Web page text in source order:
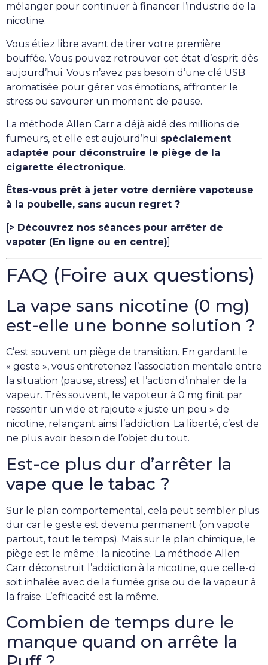
mélanger pour continuer à financer l’industrie de la
nicotine.
Vous étiez libre avant de tirer votre première
bouffée. Vous pouvez retrouver cet état d’esprit dès
aujourd’hui. Vous n’avez pas besoin d’une clé USB
aromatisée pour gérer vos émotions, affronter le
stress ou savourer un moment de pause.
La méthode Allen Carr a déjà aidé des millions de
fumeurs, et elle est aujourd’hui spécialement
adaptée pour déconstruire le piège de la
cigarette électronique.
Êtes-vous prêt à jeter votre dernière vapoteuse
à la poubelle, sans aucun regret ?
[> Découvrez nos séances pour arrêter de
vapoter (En ligne ou en centre)]
FAQ (Foire aux questions)
La vape sans nicotine (0 mg)
est-elle une bonne solution ?
C’est souvent un piège de transition. En gardant le
« geste », vous entretenez l’association mentale entre
la situation (pause, stress) et l’action d’inhaler de la
vapeur. Très souvent, le vapoteur à 0 mg finit par
ressentir un vide et rajoute « juste un peu » de
nicotine, relançant ainsi l’addiction. La liberté, c’est de
ne plus avoir besoin de l’objet du tout.
Est-ce plus dur d’arrêter la
vape que le tabac ?
Sur le plan comportemental, cela peut sembler plus
dur car le geste est devenu permanent (on vapote
partout, tout le temps). Mais sur le plan chimique, le
piège est le même : la nicotine. La méthode Allen
Carr déconstruit l’addiction à la nicotine, que celle-ci
soit inhalée avec de la fumée grise ou de la vapeur à
la fraise. L’efficacité est la même.
Combien de temps dure le
manque quand on arrête la